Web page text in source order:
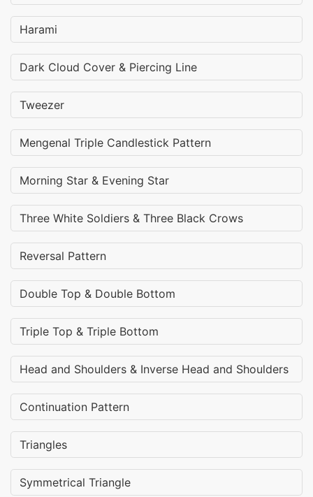
Harami
Dark Cloud Cover & Piercing Line
Tweezer
Mengenal Triple Candlestick Pattern
Morning Star & Evening Star
Three White Soldiers & Three Black Crows
Reversal Pattern
Double Top & Double Bottom
Triple Top & Triple Bottom
Head and Shoulders & Inverse Head and Shoulders
Continuation Pattern
Triangles
Symmetrical Triangle